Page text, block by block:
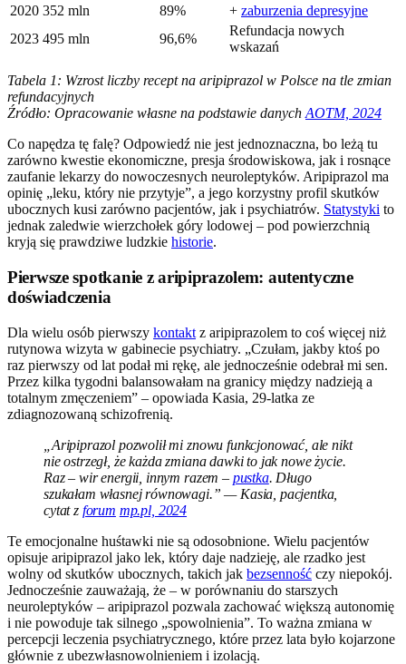
2020 352 mln 89% + zaburzenia depresyjne
2023 495 mln 96,6%
Refundacja nowych
wskazań
Tabela 1: Wzrost liczby recept na aripiprazol w Polsce na tle zmian
refundacyjnych
Źródło: Opracowanie własne na podstawie danych AOTM, 2024
Co napędza tę falę? Odpowiedź nie jest jednoznaczna, bo leżą tu
zarówno kwestie ekonomiczne, presja środowiskowa, jak i rosnące
zaufanie lekarzy do nowoczesnych neuroleptyków. Aripiprazol ma
opinię „leku, który nie przytyje”, a jego korzystny profil skutków
ubocznych kusi zarówno pacjentów, jak i psychiatrów. Statystyki to
jednak zaledwie wierzchołek góry lodowej – pod powierzchnią
kryją się prawdziwe ludzkie historie.
Pierwsze spotkanie z aripiprazolem: autentyczne
doświadczenia
Dla wielu osób pierwszy kontakt z aripiprazolem to coś więcej niż
rutynowa wizyta w gabinecie psychiatry. „Czułam, jakby ktoś po
raz pierwszy od lat podał mi rękę, ale jednocześnie odebrał mi sen.
Przez kilka tygodni balansowałam na granicy między nadzieją a
totalnym zmęczeniem” – opowiada Kasia, 29-latka ze
zdiagnozowaną schizofrenią.
„Aripiprazol pozwolił mi znowu funkcjonować, ale nikt
nie ostrzegł, że każda zmiana dawki to jak nowe życie.
Raz – wir energii, innym razem – pustka. Długo
szukałam własnej równowagi.” — Kasia, pacjentka,
cytat z forum mp.pl, 2024
Te emocjonalne huśtawki nie są odosobnione. Wielu pacjentów
opisuje aripiprazol jako lek, który daje nadzieję, ale rzadko jest
wolny od skutków ubocznych, takich jak bezsenność czy niepokój.
Jednocześnie zauważają, że – w porównaniu do starszych
neuroleptyków – aripiprazol pozwala zachować większą autonomię
i nie powoduje tak silnego „spowolnienia”. To ważna zmiana w
percepcji leczenia psychiatrycznego, które przez lata było kojarzone
głównie z ubezwłasnowolnieniem i izolacją.